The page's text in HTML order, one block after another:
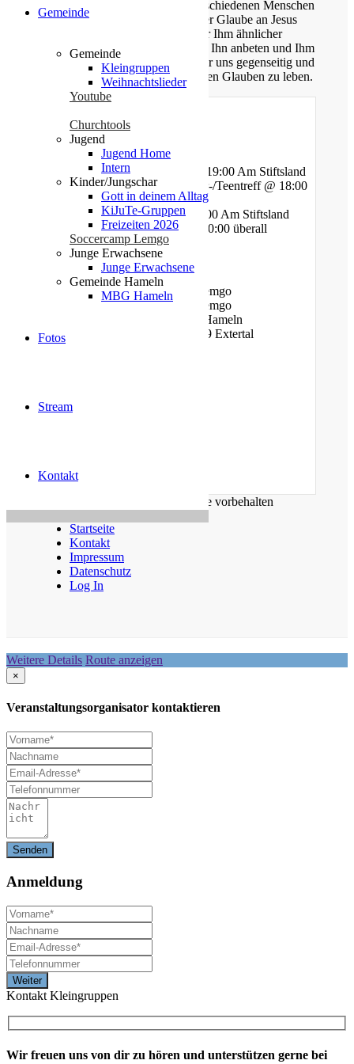
Gemeinde
Gemeinde
Kleingruppen
Weihnachtslieder
Youtube
Churchtools
Jugend
Jugend Home
Intern
Kinder/Jungschar
Gott in deinem Alltag
KiJuTe-Gruppen
Freizeiten 2026
Soccercamp Lemgo
Junge Erwachsene
Junge Erwachsene
Gemeinde Hameln
MBG Hameln
Fotos
Stream
Kontakt
Unsere Gemeinde besteht aus verschiedenen Menschen
jeden Alters, die eins verbindet: der Glaube an Jesus
Christus. Gemeinsam möchten wir Ihm ähnlicher
werden, Sein Wort kennen lernen, Ihn anbeten und Ihm
nachfolgen. Dabei unterstützen wir uns gegenseitig und
ermutigen uns auch im Alltag diesen Glauben zu leben.
Gottesdienste
Mittwoch - Bibelstunde @ 19:00 Am Stiftsland
Freitag - Gebet und Kinder-/Teentreff @ 18:00
Am Bauhof
Freitag - Jugendtreff @ 20:00 Am Stiftsland
Sonntag - Gottesdienst @ 10:00 überall
Standorte
Am Bauhof 14A, 32657 Lemgo
Am Stiftsland 19, 32657 Lemgo
Cumberlandstr. 19, 31789 Hameln
Linderhofer Straße 7, 32699 Extertal
© 2026 MBG Lemgo. Alle Rechte vorbehalten
Startseite
Kontakt
Impressum
Datenschutz
Log In
Weitere Details Route anzeigen
×
Veranstaltungsorganisator kontaktieren
Anmeldung
Kontakt Kleingruppen
Wir freuen uns von dir zu hören und unterstützen gerne bei